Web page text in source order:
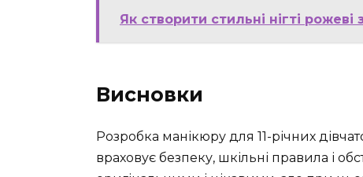
Як створити стильні нігті
Висновки
Розробка манікюру для 11-річних
враховує безпеку, шкільні правила і